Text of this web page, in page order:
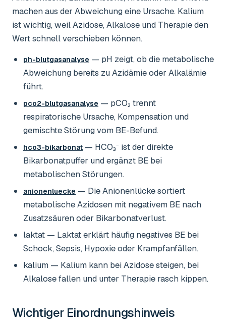
machen aus der Abweichung eine Ursache. Kalium
ist wichtig, weil Azidose, Alkalose und Therapie den
Wert schnell verschieben können.
ph-blutgasanalyse — pH zeigt, ob die metabolische
Abweichung bereits zu Azidämie oder Alkalämie
führt.
pco2-blutgasanalyse — pCO₂ trennt
respiratorische Ursache, Kompensation und
gemischte Störung vom BE-Befund.
hco3-bikarbonat — HCO₃⁻ ist der direkte
Bikarbonatpuffer und ergänzt BE bei
metabolischen Störungen.
anionenluecke — Die Anionenlücke sortiert
metabolische Azidosen mit negativem BE nach
Zusatzsäuren oder Bikarbonatverlust.
laktat — Laktat erklärt häufig negatives BE bei
Schock, Sepsis, Hypoxie oder Krampfanfällen.
kalium — Kalium kann bei Azidose steigen, bei
Alkalose fallen und unter Therapie rasch kippen.
Wichtiger Einordnungshinweis